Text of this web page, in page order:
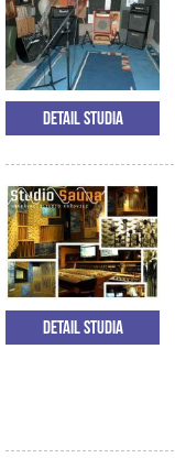
Detail studia
Detail studia